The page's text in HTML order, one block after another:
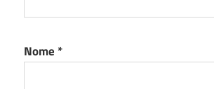
Nome *